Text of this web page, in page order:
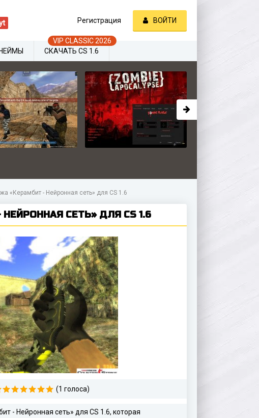
«Керамбит - Нейронная сеть» для CS 1.6
СЕТЬ» ДЛЯ CS 1.6
(1 голоса)
- Нейронная сеть» для CS 1.6, которая
Регистрация ВОЙТИ
СКАЧАТЬ CS 1.6